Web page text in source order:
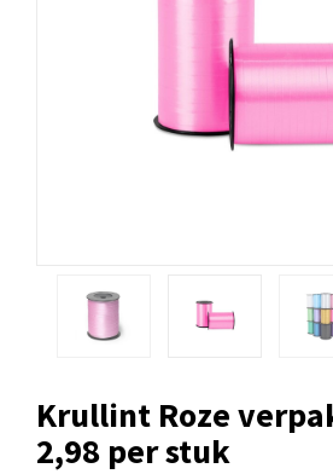
Krullint Roze
2,98 per stuk